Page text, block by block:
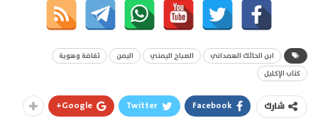
ابن الحائك الهمداني الصباح اليمني اليمن
ثقافة وهوية
كتاب الإكليل
شارك Facebook
Twitter
Google+